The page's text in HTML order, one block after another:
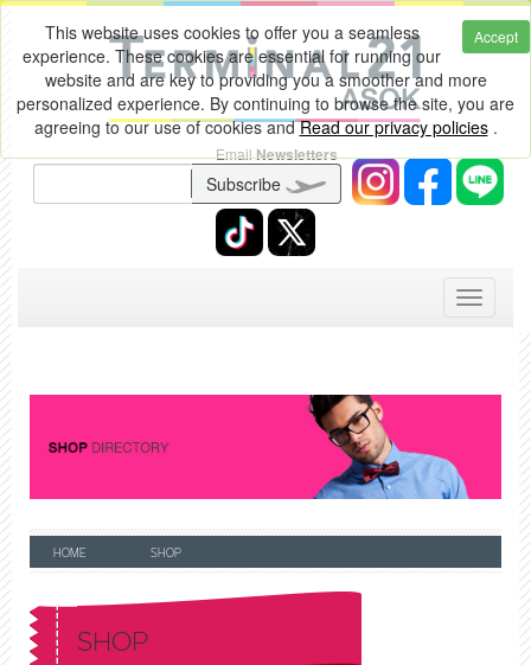
Accept
This website uses cookies to offer you a seamless
experience. These cookies are essential for running our
website and are key to providing you a smoother and more
personalized experience. By continuing to browse the site, you are
agreeing to our use of cookies andRead our privacy policies.
EmailNewsletters
Subscribe
Toggle
HOME SHOP
SHOP